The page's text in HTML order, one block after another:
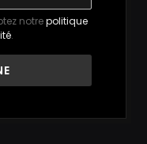
notrepolitique
.